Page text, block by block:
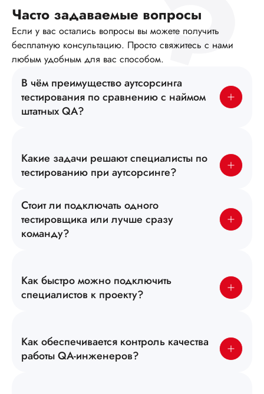
Часто задаваемые вопросы
Если у вас остались вопросы вы можете получить
бесплатную консультацию. Просто свяжитесь с нами
любым удобным для вас способом.
В чём преимущество аутсорсинга
тестирования по сравнению с наймом
штатных QA?
Какие задачи решают специалисты по
тестированию при аутсорсинге?
Стоит ли подключать одного
тестировщика или лучше сразу
команду?
Как быстро можно подключить
специалистов к проекту?
Как обеспечивается контроль качества
работы QA-инженеров?